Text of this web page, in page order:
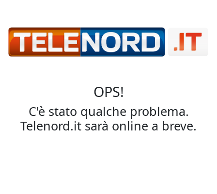
OPS!
C'è stato qualche problema.
Telenord.it sarà online a breve.